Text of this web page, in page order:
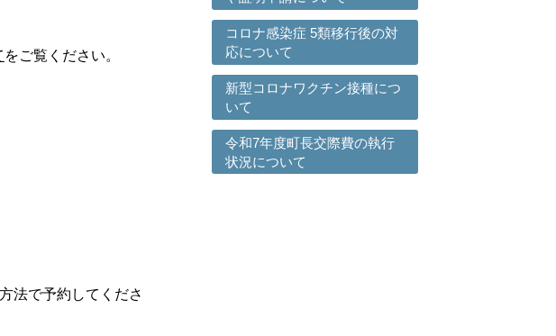
をご覧ください。
法で予約してくださ
コロナ感染症 5類移行後の対
応について
新型コロナワクチン接種につ
いて
令和7年度町長交際費の執行
状況について